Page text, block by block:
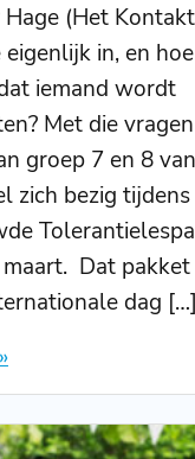
Hage (Het
in, en
iemand wordt
Met die
groep 7 en 8
zich bezig
Dat
dag […]